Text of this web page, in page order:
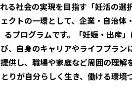
れる社会の実現を目指す「妊活の選
ェクトの一環として、企業・自治体
るプログラムです。「妊娠・出産
び、自身のキャリアやライフプラン
提供し、職場や家庭など周囲の理解
とりが自分らしく生き、働ける環境